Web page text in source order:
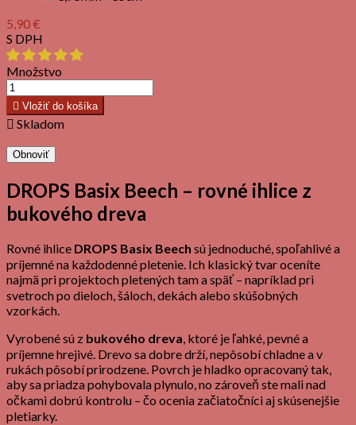
5,90 €
S DPH
Množstvo
 Vložiť do košíka
 Skladom
DROPS Basix Beech – rovné ihlice z
bukového dreva
Rovné ihlice DROPS Basix Beech sú jednoduché, spoľahlivé a
príjemné na každodenné pletenie. Ich klasický tvar oceníte
najmä pri projektoch pletených tam a späť – napríklad pri
svetroch po dieloch, šáloch, dekách alebo skúšobných
vzorkách.
Vyrobené sú z bukového dreva, ktoré je ľahké, pevné a
príjemne hrejivé. Drevo sa dobre drží, nepôsobí chladne a v
rukách pôsobí prirodzene. Povrch je hladko opracovaný tak,
aby sa priadza pohybovala plynulo, no zároveň ste mali nad
očkami dobrú kontrolu – čo ocenia začiatočníci aj skúsenejšie
pletiarky.